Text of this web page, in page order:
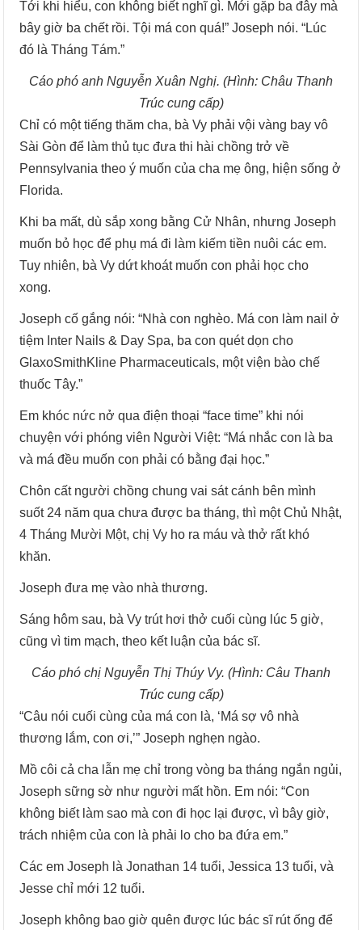
Tới khi hiểu, con không biết nghĩ gì. Mới gặp ba đây mà
bây giờ ba chết rồi. Tội má con quá!” Joseph nói. “Lúc
đó là Tháng Tám.”
Cáo phó anh Nguyễn Xuân Nghị. (Hình: Châu Thanh
Trúc cung cấp)
Chỉ có một tiếng thăm cha, bà Vy phải vội vàng bay vô
Sài Gòn để làm thủ tục đưa thi hài chồng trở về
Pennsylvania theo ý muốn của cha mẹ ông, hiện sống ở
Florida.
Khi ba mất, dù sắp xong bằng Cử Nhân, nhưng Joseph
muốn bỏ học để phụ má đi làm kiếm tiền nuôi các em.
Tuy nhiên, bà Vy dứt khoát muốn con phải học cho
xong.
Joseph cố gắng nói: “Nhà con nghèo. Má con làm nail ở
tiệm Inter Nails & Day Spa, ba con quét dọn cho
GlaxoSmithKline Pharmaceuticals, một viện bào chế
thuốc Tây.”
Em khóc nức nở qua điện thoại “face time” khi nói
chuyện với phóng viên Người Việt: “Má nhắc con là ba
và má đều muốn con phải có bằng đại học.”
Chôn cất người chồng chung vai sát cánh bên mình
suốt 24 năm qua chưa được ba tháng, thì một Chủ Nhật,
4 Tháng Mười Một, chị Vy ho ra máu và thở rất khó
khăn.
Joseph đưa mẹ vào nhà thương.
Sáng hôm sau, bà Vy trút hơi thở cuối cùng lúc 5 giờ,
cũng vì tim mạch, theo kết luận của bác sĩ.
Cáo phó chị Nguyễn Thị Thúy Vy. (Hình: Câu Thanh
Trúc cung cấp)
“Câu nói cuối cùng của má con là, ‘Má sợ vô nhà
thương lắm, con ơi,’” Joseph nghẹn ngào.
Mồ côi cả cha lẫn mẹ chỉ trong vòng ba tháng ngắn ngủi,
Joseph sững sờ như người mất hồn. Em nói: “Con
không biết làm sao mà con đi học lại được, vì bây giờ,
trách nhiệm của con là phải lo cho ba đứa em.”
Các em Joseph là Jonathan 14 tuổi, Jessica 13 tuổi, và
Jesse chỉ mới 12 tuổi.
Joseph không bao giờ quên được lúc bác sĩ rút ống để